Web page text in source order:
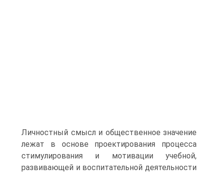
Личностный смысл и общественное значение
лежат в основе проектирования процесса
стимулирования и мотивации учебной,
развивающей и воспитательной деятельности